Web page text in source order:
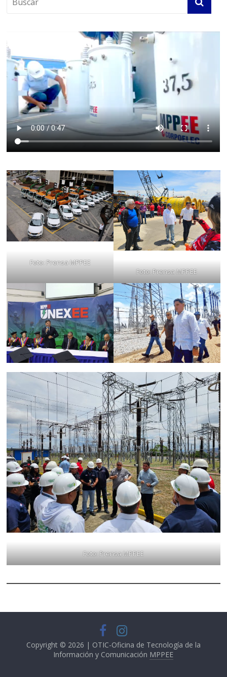
Foto: Prensa MPPEE
Foto: Prensa MPPEE
Foto: Prensa MPPEE
Copyright © 2026 | OTIC-Oficina de Tecnología de la
Información y Comunicación MPPEE